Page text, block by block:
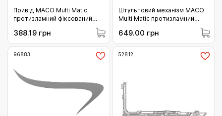
Привід МАСО Multi Matic
протизламний фіксований
цапфою 841-1090 (201737)
388.19 грн
Штульповий механізм МАСО
Multi Matic протизламний
цапфи 1251-1750 (202472)
649.00 грн
96883 52812